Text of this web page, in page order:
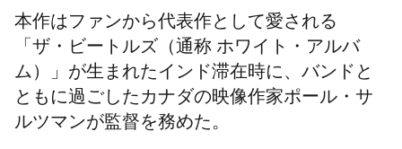
本作は ファンから代表作として愛される
「ザ・ビートルズ（通称 ホワイト・アルバ
ム）」が生まれたインド滞在時に、バンドと
ともに過ごしたカナダの映像作家ポール・サ
ルツマンが監督を務めた。